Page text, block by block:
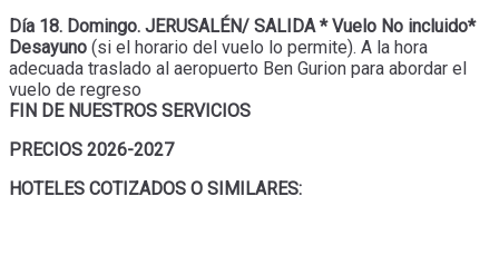
Día 18. Domingo. JERUSALÉN/ SALIDA * Vuelo No incluido*
Desayuno (si el horario del vuelo lo permite). A la hora
adecuada traslado al aeropuerto Ben Gurion para abordar el
vuelo de regreso
FIN DE NUESTROS SERVICIOS
PRECIOS 2026-2027
HOTELES COTIZADOS O SIMILARES: